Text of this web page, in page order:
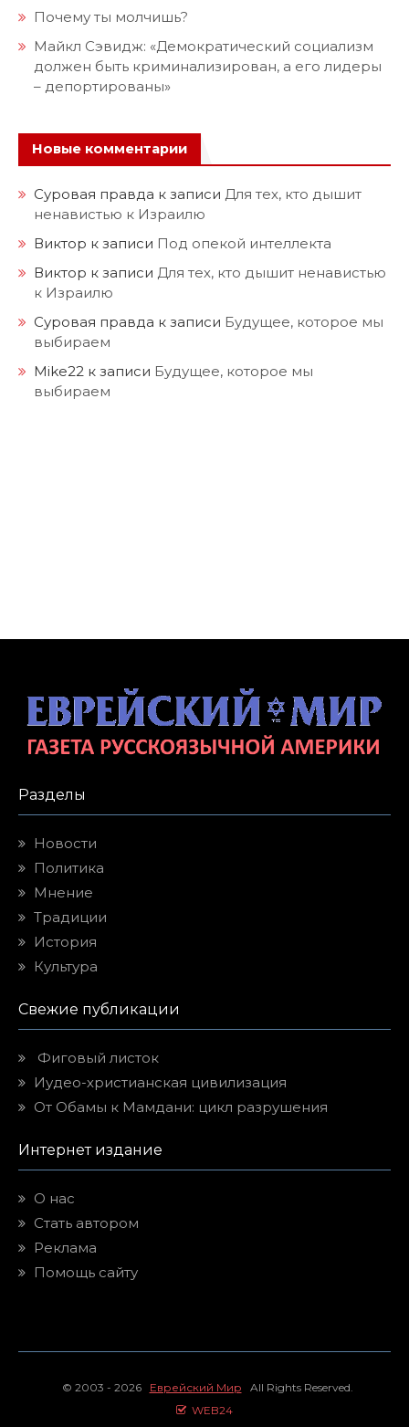
Почему ты молчишь?
Майкл Сэвидж: «Демократический социализм
должен быть криминализирован, а его лидеры
– депортированы»
Новые комментарии
Суровая правда к записи Для тех, кто дышит
ненавистью к Израилю
Виктор к записи Под опекой интеллекта
Виктор к записи Для тех, кто дышит ненавистью
к Израилю
Суровая правда к записи Будущее, которое мы
выбираем
Mike22 к записи Будущее, которое мы
выбираем
Разделы
Новости
Политика
Мнение
Традиции
История
Культура
Свежие публикации
Фиговый листок
Иудео-христианская цивилизация
От Обамы к Мамдани: цикл разрушения
Интернет издание
О нас
Стать автором
Реклама
Помощь сайту
© 2003 - 2026 Еврейский Мир All Rights Reserved.
WEB24